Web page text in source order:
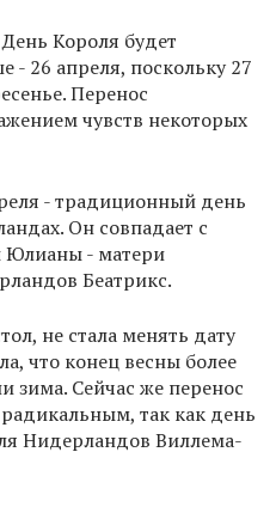
Короля будет
- 26 апреля, поскольку 27
Перенос
чувств некоторых
- традиционный день
Он совпадает с
- матери
Беатрикс.
не стала менять дату
что конец весны более
зима. Сейчас же перенос
так как день
Нидерландов Виллема-